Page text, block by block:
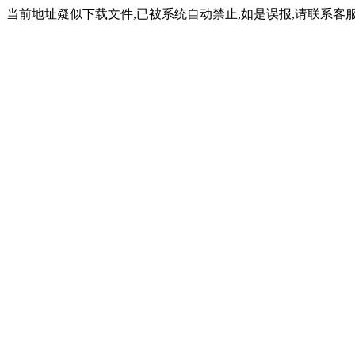
当前地址疑似下载文件,已被系统自动禁止,如是误报,请联系客